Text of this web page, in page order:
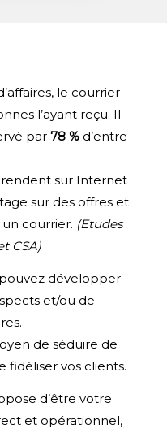
le courrier
l’ayant reçu. Il
par 78 % d’entre
sur Internet
sur des offres et
courrier. (Etudes
CSA)
développer
et/ou de
de séduire de
fidéliser vos clients.
d’être votre
et opérationnel,